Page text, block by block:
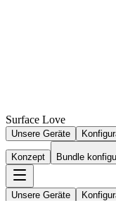
Surface Love
Unsere Geräte
Konzept Bundle
Unsere Geräte